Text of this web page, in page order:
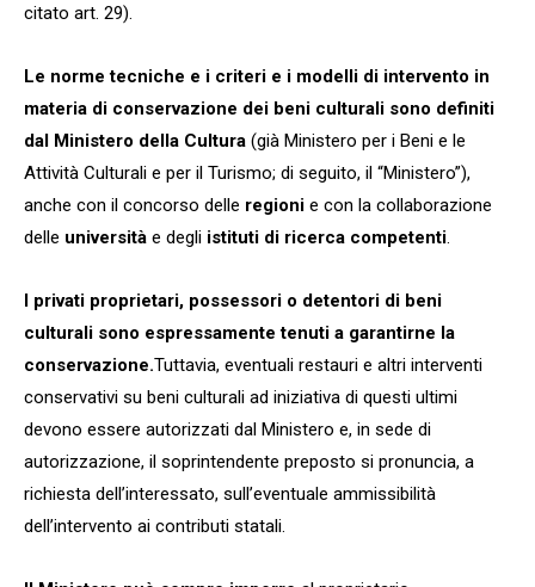
citato art. 29).
Le norme tecniche e i criteri e i modelli di intervento in
materia di conservazione dei beni culturali sono definiti
dal Ministero della Cultura (già Ministero per i Beni e le
Attività Culturali e per il Turismo; di seguito, il “Ministero”),
anche con il concorso delle regioni e con la collaborazione
delle università e degli istituti di ricerca competenti.
I privati proprietari, possessori o detentori di beni
culturali sono espressamente tenuti a garantirne la
conservazione.Tuttavia, eventuali restauri e altri interventi
conservativi su beni culturali ad iniziativa di questi ultimi
devono essere autorizzati dal Ministero e, in sede di
autorizzazione, il soprintendente preposto si pronuncia, a
richiesta dell’interessato, sull’eventuale ammissibilità
dell’intervento ai contributi statali.